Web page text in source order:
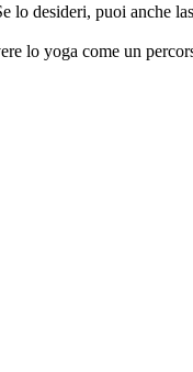
lo desideri, puoi anche
lo yoga come un